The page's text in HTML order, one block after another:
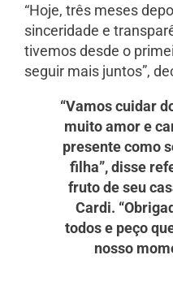
“Hoje, três meses
sinceridade e
tivemos desde o
seguir mais juntos”,
“Vamos cuidar
muito amor e
presente como
filha”, disse
fruto de seu
Cardi.
todos e peço
nosso